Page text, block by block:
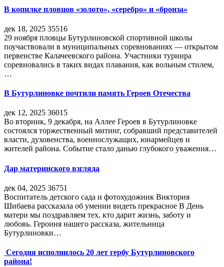
В копилке пловцов «золото», «серебро» и «бронза»
дек 18, 2025 35516
29 ноября пловцы Бутурлиновской спортивной школы
поучаствовали в муниципальных соревнованиях — открытом
первенстве Калачеевского района. Участники турнира
соревновались в таких видах плавания, как вольным стилем,
…
В Бутурлиновке почтили память Героев Отечества
дек 12, 2025 36015
Во вторник, 9 декабря, на Аллее Героев в Бутурлиновке
состоялся торжественный митинг, собравший представителей
власти, духовенства, военнослужащих, юнармейцев и
жителей района. Событие стало данью глубокого уважения…
Дар материнского взгляда
дек 04, 2025 36751
Воспитатель детского сада и фотохудожник Виктория
Шибаева рассказала об умении видеть прекрасное В День
матери мы поздравляем тех, кто дарит жизнь, заботу и
любовь. Героиня нашего рассказа, жительница
Бутурлиновки…
Сегодня исполнилось 20 лет гербу Бутурлиновского
района!